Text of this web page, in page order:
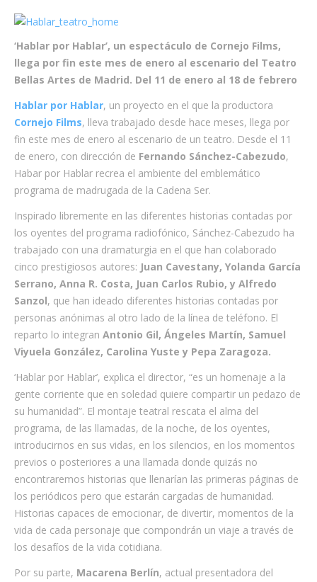
‘Hablar por Hablar’, un espectáculo de Cornejo Films,
llega por fin este mes de enero al escenario del Teatro
Bellas Artes de Madrid. Del 11 de enero al 18 de febrero
Hablar por Hablar, un proyecto en el que la productora
Cornejo Films, lleva trabajado desde hace meses, llega por
fin este mes de enero al escenario de un teatro. Desde el 11
de enero, con dirección de Fernando Sánchez-Cabezudo,
Habar por Hablar recrea el ambiente del emblemático
programa de madrugada de la Cadena Ser.
Inspirado libremente en las diferentes historias contadas por
los oyentes del programa radiofónico, Sánchez-Cabezudo ha
trabajado con una dramaturgia en el que han colaborado
cinco prestigiosos autores: Juan Cavestany, Yolanda García
Serrano, Anna R. Costa, Juan Carlos Rubio, y Alfredo
Sanzol, que han ideado diferentes historias contadas por
personas anónimas al otro lado de la línea de teléfono. El
reparto lo integran Antonio Gil, Ángeles Martín, Samuel
Viyuela González, Carolina Yuste y Pepa Zaragoza.
‘Hablar por Hablar’, explica el director, “es un homenaje a la
gente corriente que en soledad quiere compartir un pedazo de
su humanidad”. El montaje teatral rescata el alma del
programa, de las llamadas, de la noche, de los oyentes,
introducirnos en sus vidas, en los silencios, en los momentos
previos o posteriores a una llamada donde quizás no
encontraremos historias que llenarían las primeras páginas de
los periódicos pero que estarán cargadas de humanidad.
Historias capaces de emocionar, de divertir, momentos de la
vida de cada personaje que compondrán un viaje a través de
los desafíos de la vida cotidiana.
Por su parte, Macarena Berlín, actual presentadora del